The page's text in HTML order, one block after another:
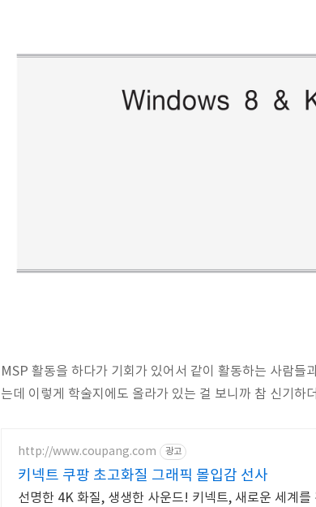
MSP 활동을 하다가 기회가 있어서 같이 활동하는 사람
는데 이렇게 학술지에도 올라가 있는 걸 보니까 참 신기하
http://www.coupang.com 광고
키넥트 쿠팡 초고화질 그래픽 몰입감 선사
선명한 4K 화질, 생생한 사운드! 키넥트, 새로운 세계